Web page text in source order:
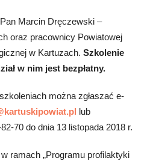
Marcin Dręczewski –
oraz pracownicy Powiatowej
w Kartuzach. Szkolenie
w nim jest bezpłatny.
można zgłaszać e-
lub
70 do dnia 13 listopada 2018 r.
ramach „Programu profilaktyki